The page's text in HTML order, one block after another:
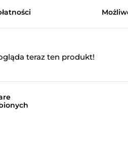
teraz ten produkt!